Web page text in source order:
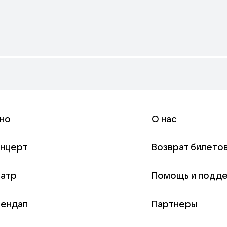
О нас
Возврат
Помощь и
Партнеры